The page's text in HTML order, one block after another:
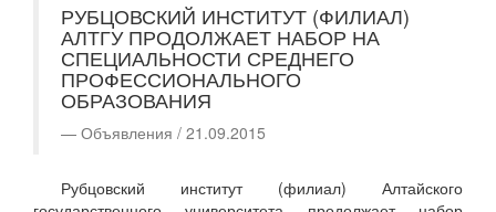
РУБЦОВСКИЙ ИНСТИТУТ (ФИЛИАЛ)
АЛТГУ ПРОДОЛЖАЕТ НАБОР НА
СПЕЦИАЛЬНОСТИ СРЕДНЕГО
ПРОФЕССИОНАЛЬНОГО
ОБРАЗОВАНИЯ
Объявления / 21.09.2015
Рубцовский институт (филиал) Алтайского